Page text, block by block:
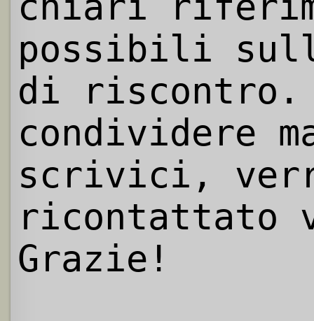
possibili
di riscontro.
condividere
scrivici,
ricontattato
Grazie!